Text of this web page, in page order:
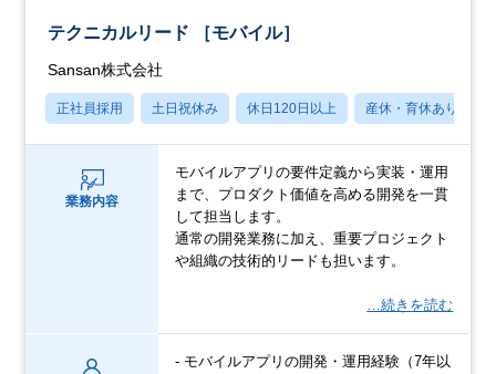
テクニカルリード ［モバイル］
Sansan株式会社
正社員採用 土日祝休み 休日120日以上 産休・育休あり
業務内容
モバイルアプリの要件定義から実装・運用
まで、プロダクト価値を高める開発を一貫
して担当します。
通常の開発業務に加え、重要プロジェクト
や組織の技術的リードも担います。
…続きを読む
- モバイルアプリの開発・運用経験（7年以